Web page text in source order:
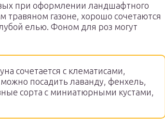
при оформлении ландшафтного
травяном газоне, хорошо сочетаются
елью. Фоном для роз могут
сочетается с клематисами,
посадить лаванду, фенхель,
сорта с миниатюрными кустами,